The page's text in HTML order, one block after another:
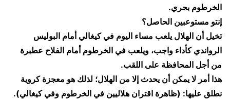
الخرطوم بحري.
​إنتو مستوعبين الحاصل؟
​تخيل أن الهلال يلعب مساء اليوم في كيغالي أمام البوليس
الرواندي كأداء واجب، ويلعب في الخرطوم أمام الفلاح عطبرة
من أجل المحافظة على اللقب.
​هذا أمر لا يمكن أن يحدث إلا من الهلال؛ لذلك هو معجزة كروية
نطلق عليها: (ظاهرة اقتران هلاليين في الخرطوم وفي كيغالي).